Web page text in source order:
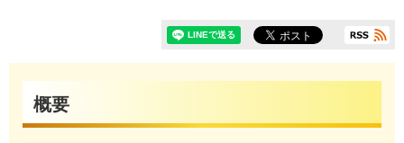
概要